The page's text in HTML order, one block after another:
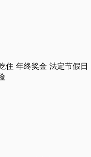
住 年终奖金 法定节假日